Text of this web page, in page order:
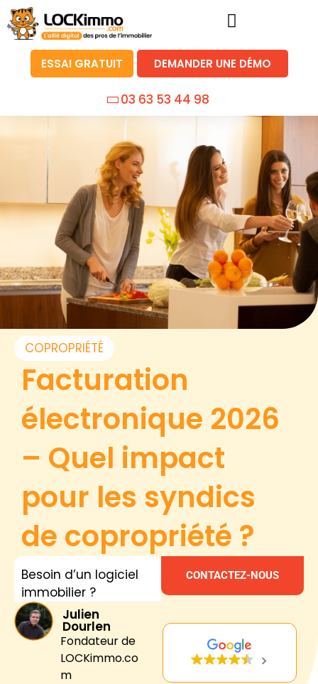
ESSAI GRATUIT DEMANDER UNE DÉMO
03 63 53 44 98
COPROPRIÉTÉ
Facturation
électronique 2026
– Quel impact
pour les syndics
de copropriété ?
Besoin d’un logiciel
immobilier ?
CONTACTEZ-NOUS
Julien
Dourlen
Fondateur de
LOCKimmo.co
m